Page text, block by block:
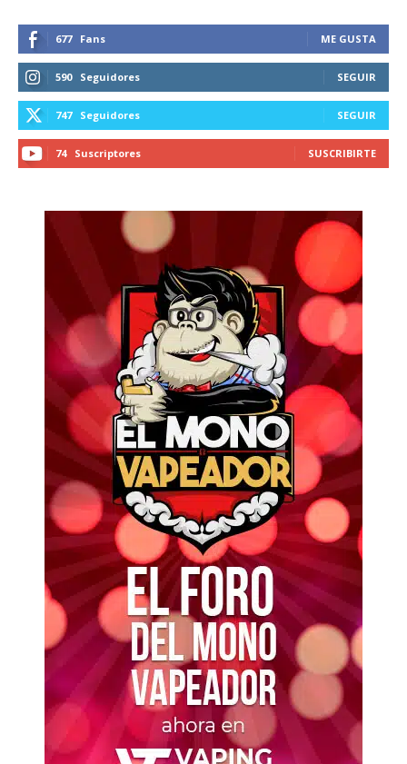
677 Fans ME GUSTA
590 Seguidores SEGUIR
747 Seguidores SEGUIR
74 Suscriptores SUSCRIBIRTE